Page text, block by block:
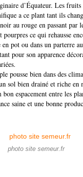
d’Équateur. Les fruits
a ce plant tant ils
au rouge en passant par
ce qui rehausse
pot ou dans un parterre
pour son apparence
pousse bien dans des
sol bien drainé et riche en
espacement entre les
saine et une bonne
photo site semeur.fr